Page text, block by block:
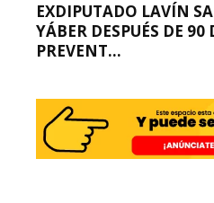
EXDIPUTADO LAVÍN
YÁBER DESPUÉS DE
PREVENT...